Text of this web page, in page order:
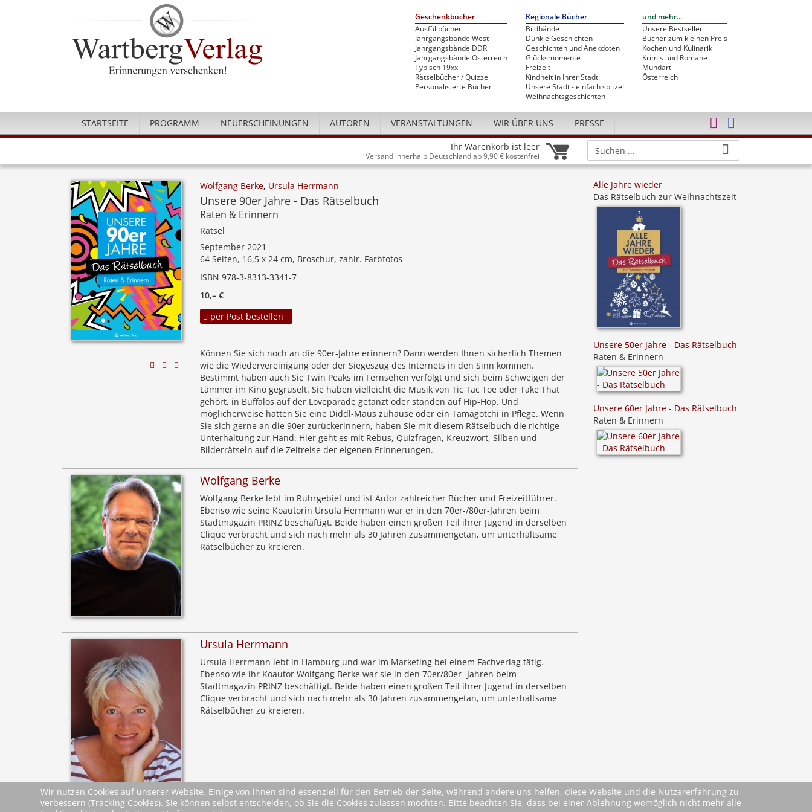
Geschenkbücher
Ausfüllbücher
Jahrgangsbände West
Jahrgangsbände DDR
Jahrgangsbände Österreich
Typisch 19xx
Rätselbücher / Quizze
Personalisierte Bücher
Regionale Bücher
Bildbände
Dunkle Geschichten
Geschichten und Anekdoten
Glücksmomente
Freizeit
Kindheit in Ihrer Stadt
Unsere Stadt - einfach spitze!
Weihnachtsgeschichten
und mehr...
Unsere Bestseller
Bücher zum kleinen Preis
Kochen und Kulinarik
Krimis und Romane
Mundart
Österreich
STARTSEITE PROGRAMM NEUERSCHEINUNGEN AUTOREN VERANSTALTUNGEN WIR ÜBER UNS PRESSE
Ihr Warenkorb ist leer
Versand innerhalb Deutschland ab 9,90 € kostenfrei
Wolfgang Berke, Ursula Herrmann
Unsere 90er Jahre - Das Rätselbuch
Raten & Erinnern
Rätsel
September 2021
64 Seiten, 16,5 x 24 cm, Broschur, zahlr. Farbfotos
ISBN 978-3-8313-3341-7
10,– €
per Post bestellen
Können Sie sich noch an die 90er-Jahre erinnern? Dann werden Ihnen sicherlich Themen
wie die Wiedervereinigung oder der Siegeszug des Internets in den Sinn kommen.
Bestimmt haben auch Sie Twin Peaks im Fernsehen verfolgt und sich beim Schweigen der
Lämmer im Kino gegruselt. Sie haben vielleicht die Musik von Tic Tac Toe oder Take That
gehört, in Buffalos auf der Loveparade getanzt oder standen auf Hip-Hop. Und
möglicherweise hatten Sie eine Diddl-Maus zuhause oder ein Tamagotchi in Pflege. Wenn
Sie sich gerne an die 90er zurückerinnern, haben Sie mit diesem Rätselbuch die richtige
Unterhaltung zur Hand. Hier geht es mit Rebus, Quizfragen, Kreuzwort­, Silben­ und
Bilderrätseln auf die Zeitreise der eigenen Erinnerungen.
Wolfgang Berke
Wolfgang Berke lebt im Ruhrgebiet und ist Autor zahlreicher Bücher und Freizeitführer.
Ebenso wie seine Koautorin Ursula Herrmann war er in den 70er-/80er-Jahren beim
Stadtmagazin PRINZ beschäftigt. Beide haben einen großen Teil ihrer Jugend in derselben
Clique verbracht und sich nach mehr als 30 Jahren zusammengetan, um unterhaltsame
Rätselbücher zu kreieren.
Ursula Herrmann
Ursula Herrmann lebt in Hamburg und war im Marketing bei einem Fachverlag tätig.
Ebenso wie ihr Koautor Wolfgang Berke war sie in den 70er/80er- Jahren beim
Stadtmagazin PRINZ beschäftigt. Beide haben einen großen Teil ihrer Jugend in derselben
Clique verbracht und sich nach mehr als 30 Jahren zusammengetan, um unterhaltsame
Rätselbücher zu kreieren.
Alle Jahre wieder
Das Rätselbuch zur Weihnachtszeit
Unsere 50er Jahre - Das Rätselbuch
Raten & Erinnern
Unsere 60er Jahre - Das Rätselbuch
Raten & Erinnern
Wir nutzen Cookies auf unserer Website. Einige von ihnen sind essenziell für den Betrieb der Seite, während andere uns helfen, diese Website und die Nutzererfahrung zu
verbessern (Tracking Cookies). Sie können selbst entscheiden, ob Sie die Cookies zulassen möchten. Bitte beachten Sie, dass bei einer Ablehnung womöglich nicht mehr alle